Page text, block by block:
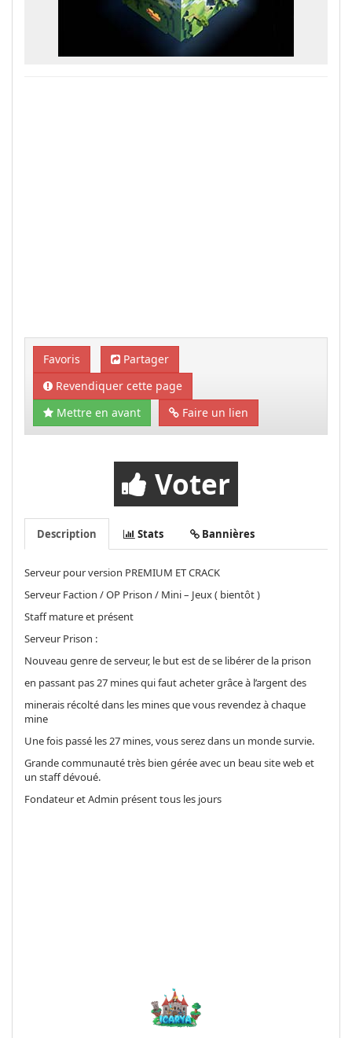
Favoris
Partager
Revendiquer cette page
Mettre en avant
Faire un lien
Voter
Description Stats Bannières
Serveur pour version PREMIUM ET CRACK
Serveur Faction / OP Prison / Mini – Jeux ( bientôt )
Staff mature et présent
Serveur Prison :
Nouveau genre de serveur, le but est de se libérer de la prison
en passant pas 27 mines qui faut acheter grâce à l’argent des
minerais récolté dans les mines que vous revendez à chaque
mine
Une fois passé les 27 mines, vous serez dans un monde survie.
Grande communauté très bien gérée avec un beau site web et
un staff dévoué.
Fondateur et Admin présent tous les jours